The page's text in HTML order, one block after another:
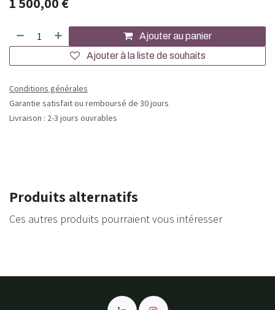
Ajouter au panier
Ajouter à la liste de souhaits
Conditions générales
Garantie satisfait ou remboursé de 30 jours
Livraison : 2-3 jours ouvrables
Produits alternatifs
Ces autres produits pourraient vous intéresser